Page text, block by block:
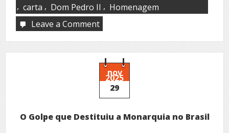
, carta , Dom Pedro II , Homenagem
Leave a Commenton
AO
IMPERADOR
nov
2025
29
O Golpe que Destituiu a Monarquia no Brasil